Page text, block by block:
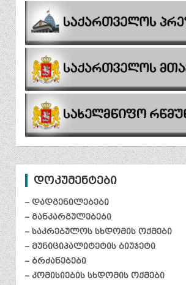
დოკუმენტები
– დადგენილებები
– განკარგულებები
– საკრებულოს სხდომის ოქმები
– მუნიციპალიტეტის ბიუჯეტი
– ბრძანებები
– კომისიების სხდომის ოქმები